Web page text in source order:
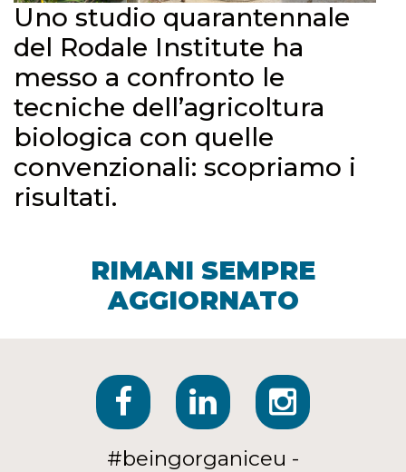
Uno studio quarantennale
del Rodale Institute ha
messo a confronto le
tecniche dell’agricoltura
biologica con quelle
convenzionali: scopriamo i
risultati.
RIMANI SEMPRE
AGGIORNATO
#beingorganiceu -